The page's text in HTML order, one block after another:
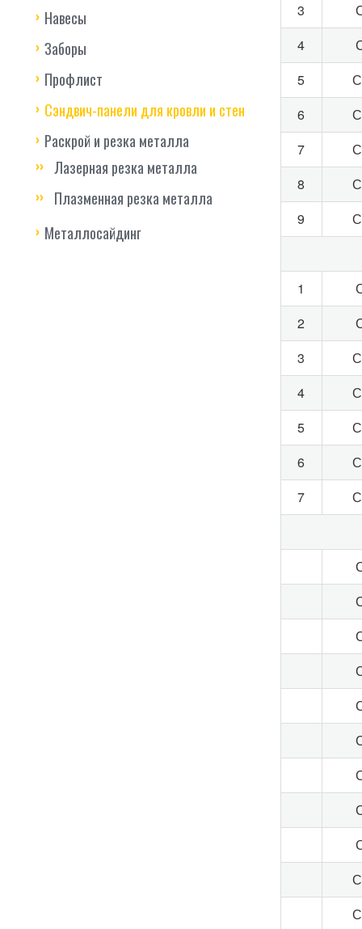
Навесы
Заборы
Профлист
Сэндвич-панели для кровли и стен
Раскрой и резка металла
Лазерная резка металла
Плазменная резка металла
Металлосайдинг
3
4
5
6
7
8
9
1
2
3
4
5
6
7